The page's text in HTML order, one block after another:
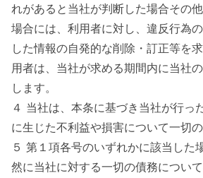
れがあると当社が判断した場合その
場合には、利用者に対し、違反行為
した情報の自発的な削除・訂正等を
用者は、当社が求める期間内に当社
します。
４ 当社は、本条に基づき当社が行っ
に生じた不利益や損害について一切
５ 第１項各号のいずれかに該当した
然に当社に対する一切の債務について